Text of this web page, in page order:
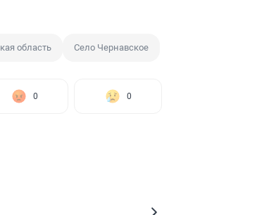
область Село Чернавское
0 0